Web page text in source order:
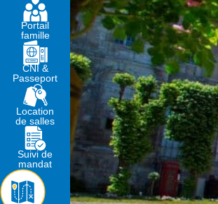
Portail
famille
CNI &
Passeport
Location
de salles
Suivi de
mandat